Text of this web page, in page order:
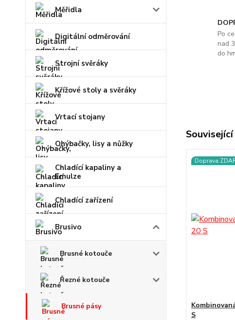
Měřidla
Digitální odměrování
Strojní svěráky
Křížové stoly a svěráky
Vrtací stojany
Ohýbačky, lisy a nůžky
Chladící kapaliny a
Emulze
Chladící zařízení
Brusivo
Brusné kotouče
Řezné kotouče
Brusné pásy
Po
nad
do
Doprava
S